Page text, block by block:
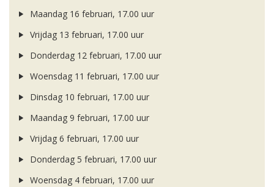
Maandag 16 februari, 17.00 uur
Vrijdag 13 februari, 17.00 uur
Donderdag 12 februari, 17.00 uur
Woensdag 11 februari, 17.00 uur
Dinsdag 10 februari, 17.00 uur
Maandag 9 februari, 17.00 uur
Vrijdag 6 februari, 17.00 uur
Donderdag 5 februari, 17.00 uur
Woensdag 4 februari, 17.00 uur